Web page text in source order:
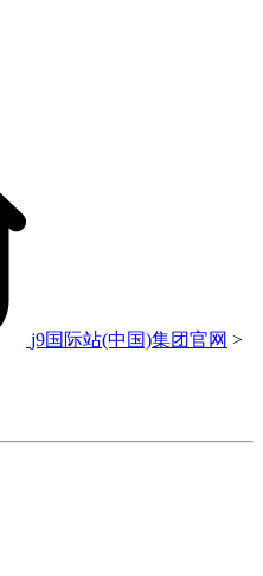
j9国际站(中国)集团官网 >